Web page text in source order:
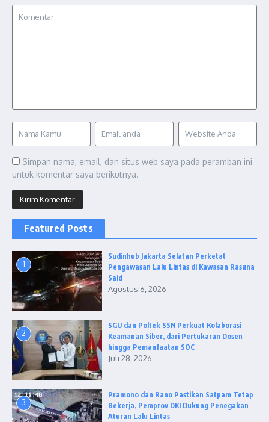
Simpan nama, email, dan situs web saya pada peramban ini
untuk komentar saya berikutnya.
Featured Posts
1
Sudinhub Jakarta Selatan Perketat
Pengawasan Lalu Lintas di Kawasan Rasuna
Said
Agustus 6, 2026
2
SGU dan Poltek SSN Perkuat Kolaborasi
Keamanan Siber, dari Pertukaran Dosen
hingga Pemanfaatan SOC
Juli 28, 2026
3
Pramono dan Rano Pastikan Satpam Tetap
Bekerja, Pemprov DKI Dukung Penegakan
Aturan Lalu Lintas